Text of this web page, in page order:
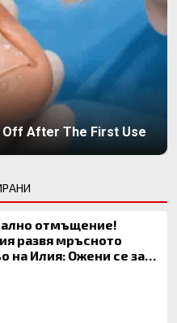
Off After The First Use
отмъщение!
развя мръсното
на Илия: Ожени се за